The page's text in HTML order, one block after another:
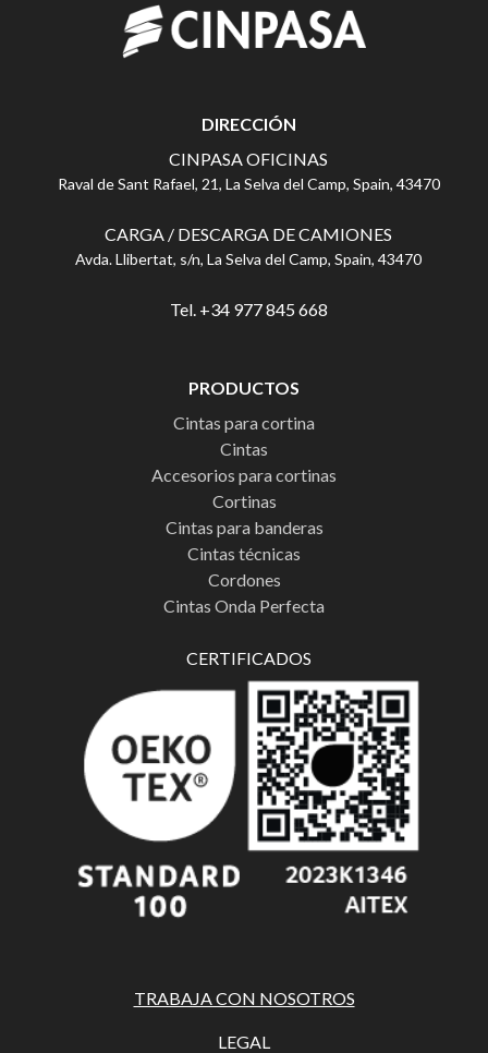
DIRECCIÓN
CINPASA OFICINAS
Raval de Sant Rafael, 21, La Selva del Camp, Spain, 43470
CARGA / DESCARGA DE CAMIONES
Avda. Llibertat, s/n, La Selva del Camp, Spain, 43470
Tel. +34 977 845 668
PRODUCTOS
Cintas para cortina
Cintas
Accesorios para cortinas
Cortinas
Cintas para banderas
Cintas técnicas
Cordones
Cintas Onda Perfecta
CERTIFICADOS
TRABAJA CON NOSOTROS
LEGAL